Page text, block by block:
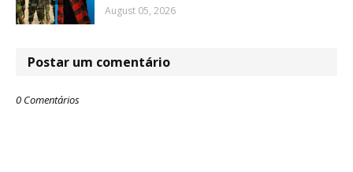
August 05, 2026
Postar um comentário
0 Comentários